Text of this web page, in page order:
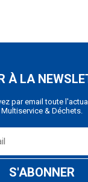
À LA
par email toute
Multiservice & Déchets.